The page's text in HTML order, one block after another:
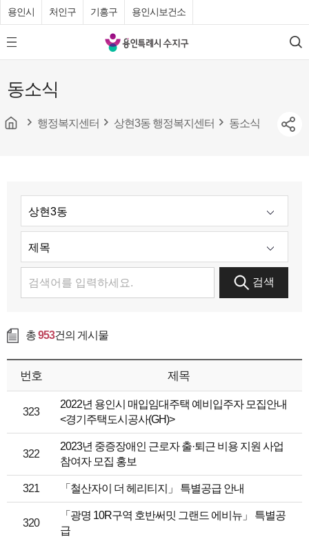
용인시 처인구 기흥구 용인시보건소
모
바
메
뉴
튼
용
인
수
검
색
동소식
행정복지센터 상현3동 행정복지센터 동소식
검색
총953건의 게시물
번호 제목
323
2022년 용인시 매입임대주택 예비입주자 모집안내
<경기주택도시공사(GH)>
322
2023년 중증장애인 근로자 출·퇴근 비용 지원 사업
참여자 모집 홍보
321 「철산자이 더 헤리티지」 특별공급 안내
320
「광명 10R구역 호반써밋 그랜드 에비뉴」 특별공
급